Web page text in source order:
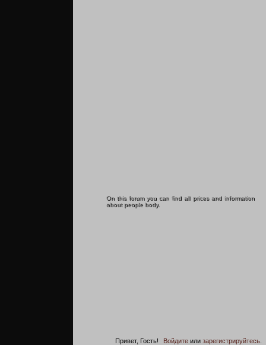
On this forum you can find all prices and information
about people body.
Привет, Гость! Войдите илизарегистрируйтесь